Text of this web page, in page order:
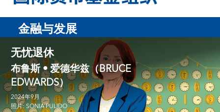
金融与发展
无忧退休
布鲁斯 • 爱德华兹（BRUCE
EDWARDS）
2024年9月
照片: SONIA PULIDO